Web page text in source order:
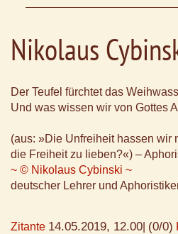
Nikolaus
Der Teufel fürchtet das
Und was wissen wir von Gottes
(aus: »Die Unfreiheit hassen wir
die Freiheit zu lieben?«) –
~ © Nikolaus Cybinski ~
deutscher Lehrer und
Zitante 14.05.2019, 12.00 (0/0)